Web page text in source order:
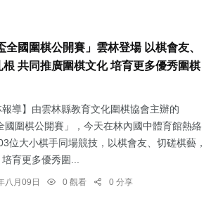
全國圍棋公開賽」雲林登場 以棋會友、
共同推廣圍棋文化 培育更多優秀圍棋
報導】由雲林縣教育文化圍棋協會主辦的
國圍棋公開賽」，今天在林內國中體育館熱絡
位大小棋手同場競技，以棋會友、切磋棋藝，
育更多優秀圍...
八月09日 0 觀看 0 分享